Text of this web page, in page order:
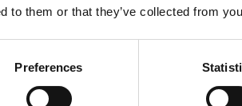
to them or that they’ve collected from
Preferences
UNSERE KUNDEN
die sich für einen SMART-Repair+